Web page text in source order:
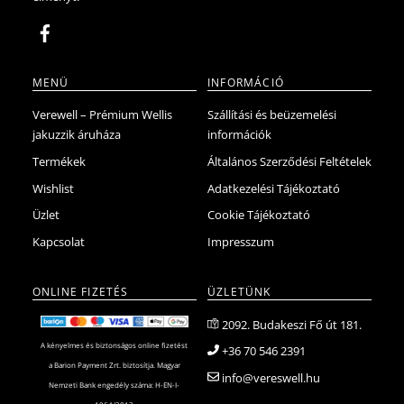
MENÜ
Verewell – Prémium Wellis
jakuzzik áruháza
Termékek
Wishlist
Üzlet
Kapcsolat
INFORMÁCIÓ
Szállítási és beüzemelési
információk
Általános Szerződési Feltételek
Adatkezelési Tájékoztató
Cookie Tájékoztató
Impresszum
ONLINE FIZETÉS
A kényelmes és biztonságos online fizetést
a Barion Payment Zrt. biztosítja. Magyar
Nemzeti Bank engedély száma: H-EN-I-
ÜZLETÜNK
2092. Budakeszi Fő út 181.
+36 70 546 2391
info@vereswell.hu